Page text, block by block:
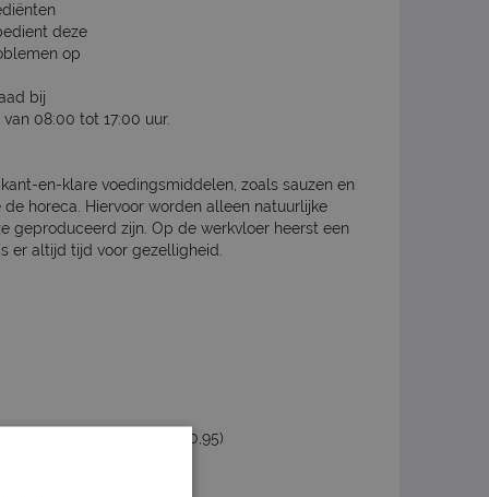
deze
op
bij
08:00 tot 17:00 uur.
en-klare voedingsmiddelen, zoals sauzen en
horeca. Hiervoor worden alleen natuurlijke
geproduceerd zijn. Op de werkvloer heerst een
er altijd tijd voor gezelligheid.
ADV-toeslag van €0,95)